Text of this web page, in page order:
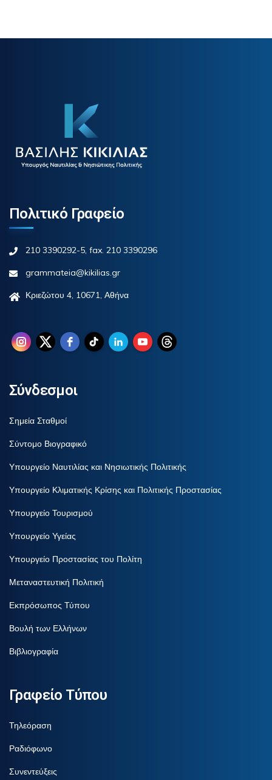
Πολιτικό Γραφείο
210 3390292-5, fax. 210 3390296
grammateia@kikilias.gr
Κριεζώτου 4, 10671, Αθήνα
Σύνδεσμοι
Σημεία Σταθμοί
Σύντομο Βιογραφικό
Υπουργείο Ναυτιλίας και Νησιωτικής Πολιτικής
Υπουργείο Κλιματικής Κρίσης και Πολιτικής Προστασίας
Υπουργείο Τουρισμού
Υπουργείο Υγείας
Υπουργείο Προστασίας του Πολίτη
Μεταναστευτική Πολιτική
Εκπρόσωπος Τύπου
Βουλή των Ελλήνων
Βιβλιογραφία
Γραφείο Τύπου
Τηλεόραση
Ραδιόφωνο
Συνεντεύξεις